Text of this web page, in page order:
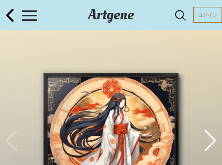
Artgene ログイン